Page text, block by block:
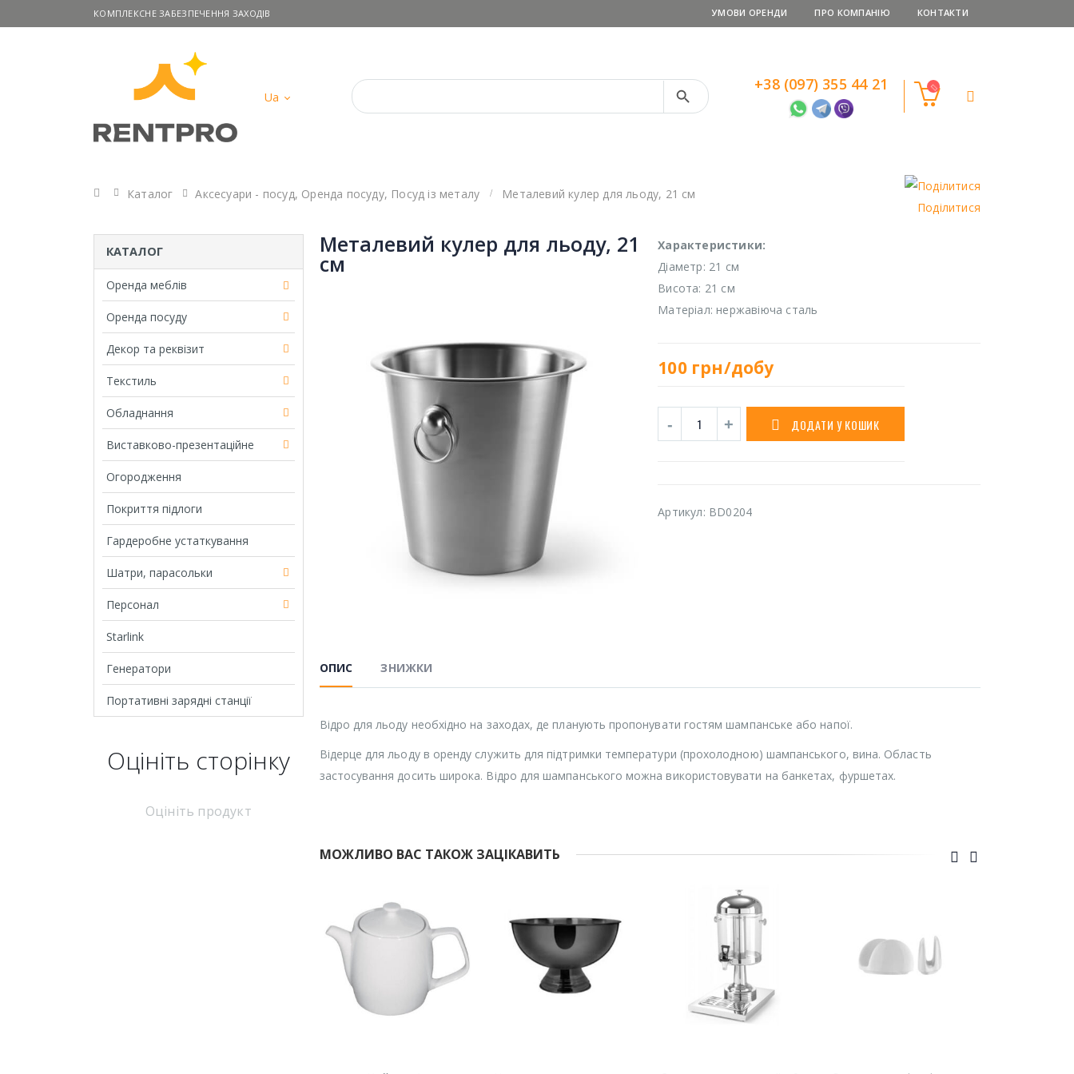
КОМПЛЕКСНЕ ЗАБЕЗПЕЧЕННЯ ЗАХОДІВ УМОВИ ОРЕНДИ ПРО КОМПАНІЮ КОНТАКТИ
Ua
Search Button +38 (097) 355 44 21
Головна
Каталог Аксесуари - посуд, Оренда посуду, Посуд із металу
Металевий кулер для льоду, 21 см
Поділитися
Металевий кулер для льоду, 21
см
Характеристики:
Діаметр: 21 см
Висота: 21 см
Матеріал: нержавіюча сталь
100 грн/добу
ДОДАТИ У КОШИК
Артикул: BD0204
ОПИС ЗНИЖКИ
Відро для льоду необхідно на заходах, де планують пропонувати гостям шампанське або напої.
Відерце для льоду в оренду служить для підтримки температури (прохолодною) шампанського, вина. Область
застосування досить широка. Відро для шампанського можна використовувати на банкетах, фуршетах.
МОЖЛИВО ВАС ТАКОЖ ЗАЦІКАВИТЬ
КАТАЛОГ
Оренда меблів
Оренда посуду
Декор та реквізит
Текстиль
Обладнання
Виставково-презентаційне
Огородження
Покриття підлоги
Гардеробне устаткування
Шатри, парасольки
Персонал
Starlink
Генератори
Портативні зарядні станції
Оцініть cторінку
Оцініть продукт